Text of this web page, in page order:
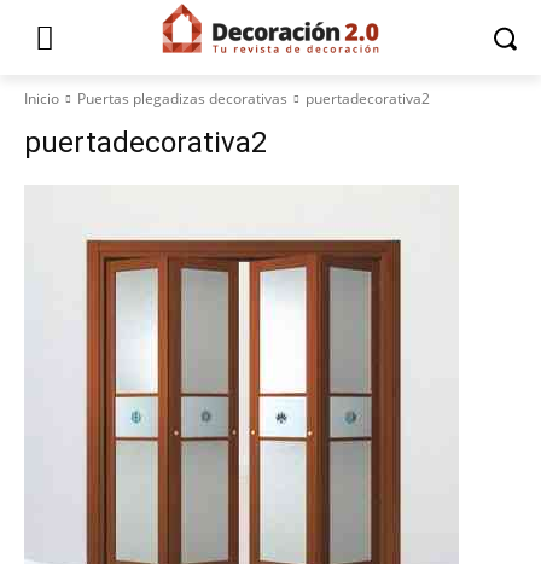
Inicio Puertas plegadizas decorativas puertadecorativa2
puertadecorativa2